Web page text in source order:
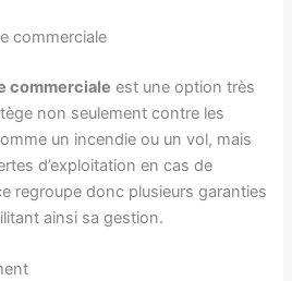
commerciale
commerciale est une option très
non seulement contre les
un incendie ou un vol, mais
d’exploitation en cas de
regroupe donc plusieurs garanties
ainsi sa gestion.